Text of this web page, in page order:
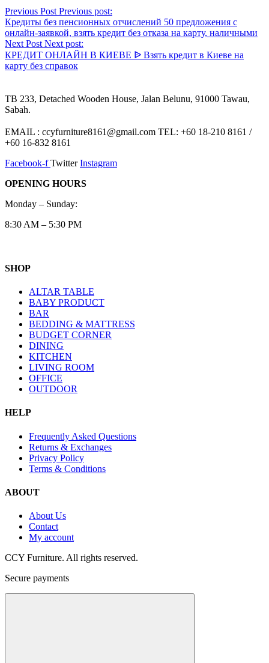
Previous Post Previous post:
Кредиты без пенсионных отчислений 50 предложения с
онлайн-заявкой, взять кредит без отказа на карту, наличными
Next Post Next post:
КРЕДИТ ОНЛАЙН В КИЕВЕ ᐉ Взять кредит в Киеве на
карту без справок
TB 233, Detached Wooden House, Jalan Belunu, 91000 Tawau,
Sabah.
EMAIL : ccyfurniture8161@gmail.com TEL: +60 18-210 8161 /
+60 16-832 8161
Facebook-f Twitter Instagram
OPENING HOURS
Monday – Sunday:
8:30 AM – 5:30 PM
SHOP
ALTAR TABLE
BABY PRODUCT
BAR
BEDDING & MATTRESS
BUDGET CORNER
DINING
KITCHEN
LIVING ROOM
OFFICE
OUTDOOR
HELP
Frequently Asked Questions
Returns & Exchanges
Privacy Policy
Terms & Conditions
ABOUT
About Us
Contact
My account
CCY Furniture. All rights reserved.
Secure payments